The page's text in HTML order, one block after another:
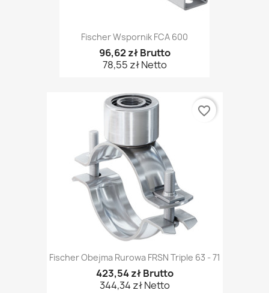
Fischer Wspornik FCA 600
96,62 zł Brutto
78,55 zł Netto
Fischer Obejma Rurowa FRSN Triple 63 - 71
423,54 zł Brutto
344,34 zł Netto
favorite_border